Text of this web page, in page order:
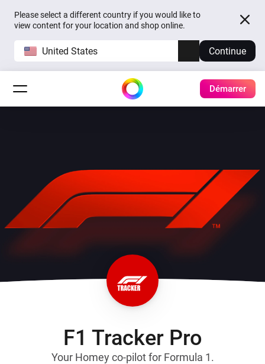
Please select a different country if you would like to
view content for your location and shop online.
United States Continue
Démarrer
F1 Tracker Pro
Your Homey co-pilot for Formula 1.